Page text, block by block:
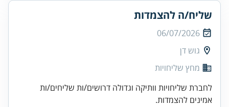
שליח/ה להצמדות
06/07/2026
גוש דן
מחץ שליחויות
לחברת שליחויות וותיקה וגדולה דרושים/ות שליחים/ות
אמינים להצמדות.